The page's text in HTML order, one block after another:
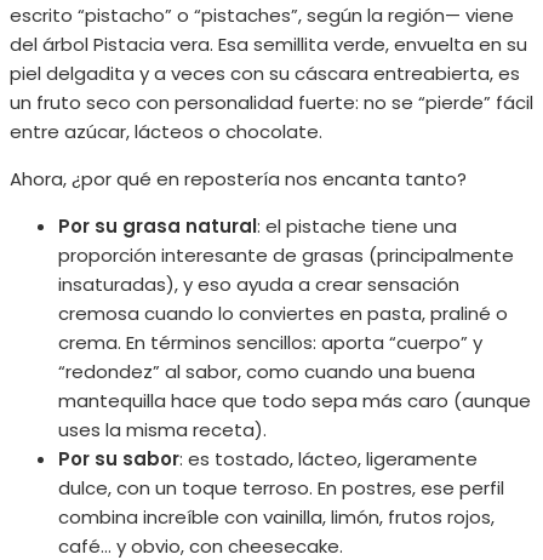
escrito “pistacho” o “pistaches”, según la región— viene
del árbol Pistacia vera. Esa semillita verde, envuelta en su
piel delgadita y a veces con su cáscara entreabierta, es
un fruto seco con personalidad fuerte: no se “pierde” fácil
entre azúcar, lácteos o chocolate.
Ahora, ¿por qué en repostería nos encanta tanto?
Por su grasa natural: el pistache tiene una
proporción interesante de grasas (principalmente
insaturadas), y eso ayuda a crear sensación
cremosa cuando lo conviertes en pasta, praliné o
crema. En términos sencillos: aporta “cuerpo” y
“redondez” al sabor, como cuando una buena
mantequilla hace que todo sepa más caro (aunque
uses la misma receta).
Por su sabor: es tostado, lácteo, ligeramente
dulce, con un toque terroso. En postres, ese perfil
combina increíble con vainilla, limón, frutos rojos,
café… y obvio, con cheesecake.